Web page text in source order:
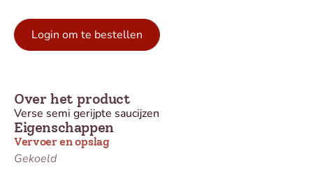
Login om te bestellen
Eigenschappen
Vervoer en opslag
Gekoeld
Over het product
Verse semi gerijpte saucijzen